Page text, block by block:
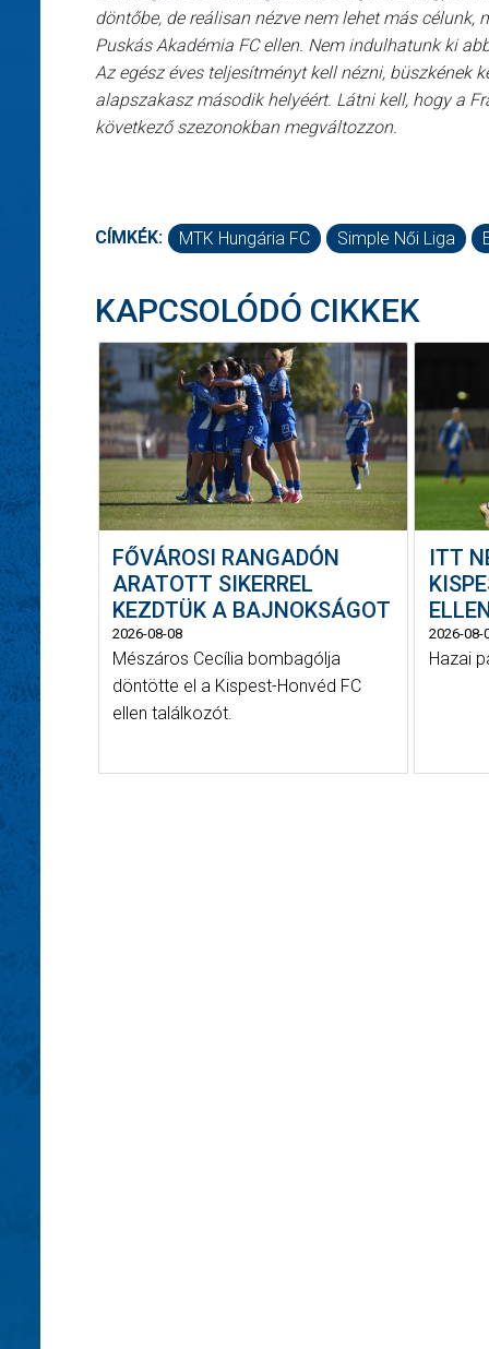
döntőbe, de reálisan nézve nem lehet más
Puskás Akadémia FC ellen. Nem indulhatunk ki
Az egész éves teljesítményt kell nézni, büszkének
alapszakasz második helyéért. Látni kell, hogy a
következő szezonokban megváltozzon.
CÍMKÉK: MTK Hungária FC Simple Női Liga
KAPCSOLÓDÓ CIKKEK
FŐVÁROSI RANGADÓN
ARATOTT SIKERREL
KEZDTÜK A BAJNOKSÁGOT
2026-08-08
Mészáros Cecília bombagólja
döntötte el a Kispest-Honvéd FC
ellen találkozót.
ITT
2026-08-
Hazai